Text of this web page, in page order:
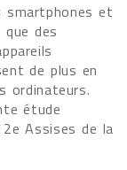
smartphones et
des
de plus en
ordinateurs.
étude
Assises de la